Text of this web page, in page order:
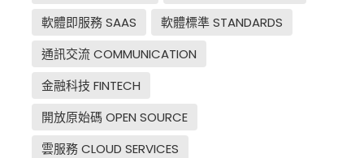
軟體即服務 SAAS
軟體標準 STANDARDS
通訊交流 COMMUNICATION
金融科技 FINTECH
開放原始碼 OPEN SOURCE
雲服務 CLOUD SERVICES